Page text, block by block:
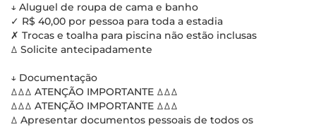
↓ Aluguel de roupa de cama e banho
✓ R$ 40,00 por pessoa para toda a estadia
✗ Trocas e toalha para piscina não estão inclusas
ꕔ Solicite antecipadamente
↓ Documentação
ꕔꕔꕔ ATENÇÃO IMPORTANTE ꕔꕔꕔ
ꕔꕔꕔ ATENÇÃO IMPORTANTE ꕔꕔꕔ
ꕔ Apresentar documentos pessoais de todos os